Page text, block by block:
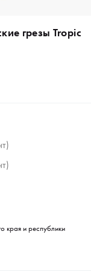
грезы Tropic
края и республики